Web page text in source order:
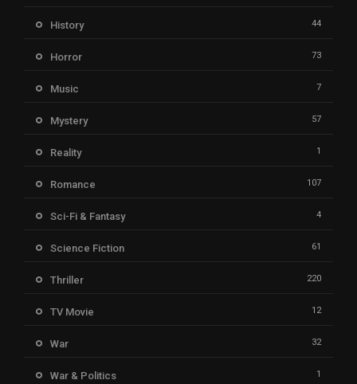
History 44
Horror 73
Music 7
Mystery 57
Reality 1
Romance 107
Sci-Fi & Fantasy 4
Science Fiction 61
Thriller 220
TV Movie 12
War 32
War & Politics 1